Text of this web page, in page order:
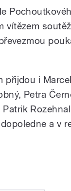
vítězem
přijdou i
Petra
a v